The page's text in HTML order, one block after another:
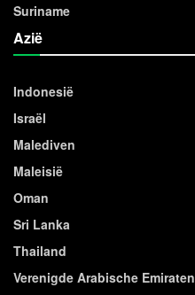
Suriname
Azië
Indonesië
Israël
Malediven
Maleisië
Oman
Sri Lanka
Thailand
Verenigde Arabische Emiraten